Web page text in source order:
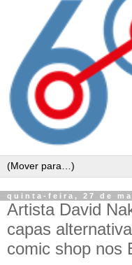
quinta-feira, 27 de
Artista David
capas
comic shop nos